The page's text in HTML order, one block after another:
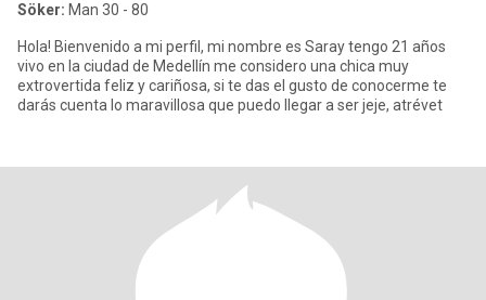
Söker: Man 30 - 80
Hola! Bienvenido a mi perfil, mi nombre es Saray tengo 21 años
vivo en la ciudad de Medellín me considero una chica muy
extrovertida feliz y cariñosa, si te das el gusto de conocerme te
darás cuenta lo maravillosa que puedo llegar a ser jeje, atrévet